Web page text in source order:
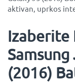
aktivan, uprkos
Izaberite
Samsung
(2016)